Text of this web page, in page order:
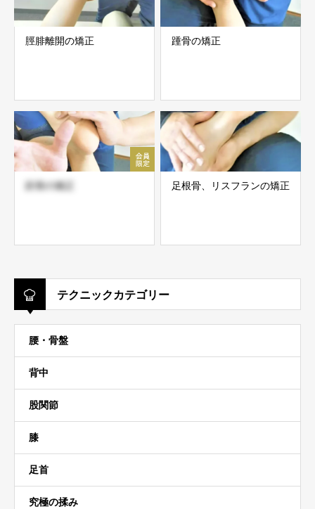
脛腓離開の矯正 踵骨の矯正
距骨の矯正 足根骨、リスフランの矯正
テクニックカテゴリー
腰・骨盤
背中
股関節
膝
足首
究極の揉み